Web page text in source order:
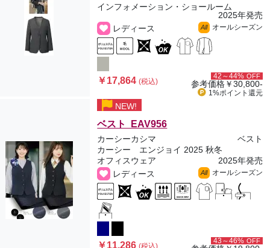
インフォメーション・ショールーム
2025年発売
レディース
All オールシーズン
￥17,864(税込)
42～44% OFF
参考価格￥30,800-
1%ポイント 還元
NEW!
ベスト EAV956
カーシーカシマ
ベスト
カーシー エンジョイ 2025 秋冬
オフィスウェア
2025年発売
レディース
All オールシーズン
￥11,286(税込)
43～46% OFF